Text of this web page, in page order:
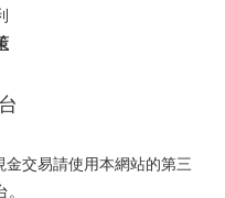
交易請使用本網站的第三